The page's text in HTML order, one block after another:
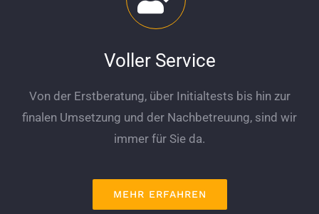
Voller Service
Von der Erstberatung, über Initialtests bis hin zur
finalen Umsetzung und der Nachbetreuung, sind wir
immer für Sie da.
MEHR ERFAHREN